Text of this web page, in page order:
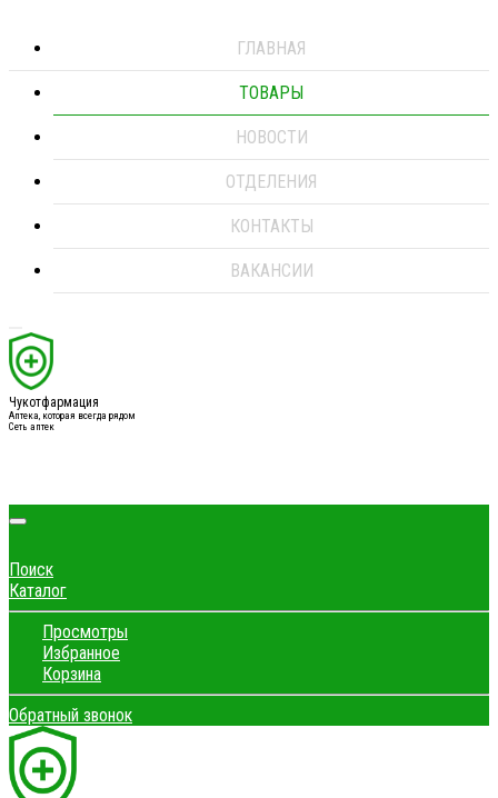
ГЛАВНАЯ
ТОВАРЫ
НОВОСТИ
ОТДЕЛЕНИЯ
КОНТАКТЫ
ВАКАНСИИ
Чукотфармация
Аптека, которая всегда рядом
Сеть аптек
Поиск
Каталог
Просмотры
Избранное
Корзина
Обратный звонок